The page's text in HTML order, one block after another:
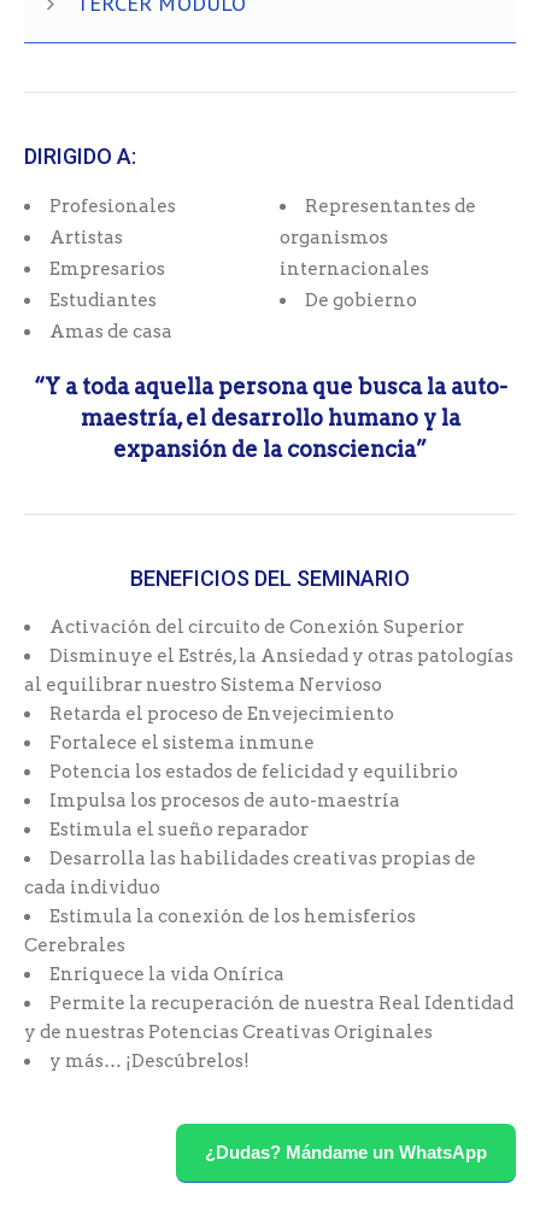
DIRIGIDO A:
Profesionales
Artistas
Empresarios
Estudiantes
Amas de casa
Representantes de
organismos
internacionales
De gobierno
“Y a toda aquella persona que busca la auto-
maestría, el desarrollo humano y la
expansión de la consciencia”
BENEFICIOS DEL SEMINARIO
Activación del circuito de Conexión Superior
Disminuye el Estrés, la Ansiedad y otras patologías
al equilibrar nuestro Sistema Nervioso
Retarda el proceso de Envejecimiento
Fortalece el sistema inmune
Potencia los estados de felicidad y equilibrio
Impulsa los procesos de auto-maestría
Estimula el sueño reparador
Desarrolla las habilidades creativas propias de
cada individuo
Estimula la conexión de los hemisferios
Cerebrales
Enriquece la vida Onírica
Permite la recuperación de nuestra Real Identidad
y de nuestras Potencias Creativas Originales
y más… ¡Descúbrelos!
¿Dudas? Mándame un WhatsApp